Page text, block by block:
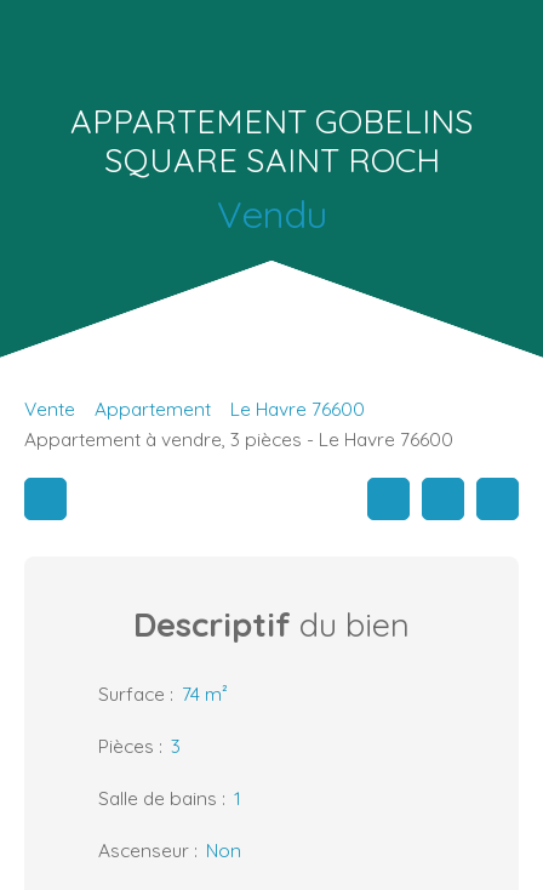
APPARTEMENT GOBELINS
SQUARE SAINT ROCH
Vendu
Vente Appartement
Le Havre 76600
Appartement à vendre, 3 pièces - Le Havre 76600
Descriptif du bien
Surface : 74 m²
Pièces : 3
Salle de bains : 1
Ascenseur : Non